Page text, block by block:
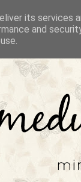
its services
and